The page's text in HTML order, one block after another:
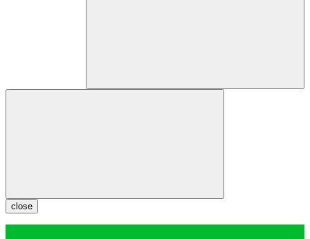
close